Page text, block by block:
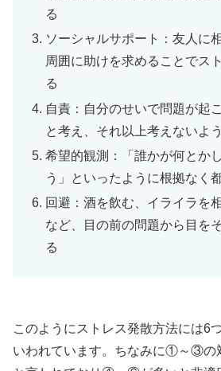
る
ソーシャルサポート：友人に
周囲に助けを求めることでス
る
自責：自分のせいで問題が起
と考え、それ以上考えないよ
希望的観測：「誰かが何とか
う」といったように根拠なく
回避：酒を飲む、イライラを
など、目の前の問題から目を
る
このようにストレス発散方法には6
いわれています。ちなみに①～③の